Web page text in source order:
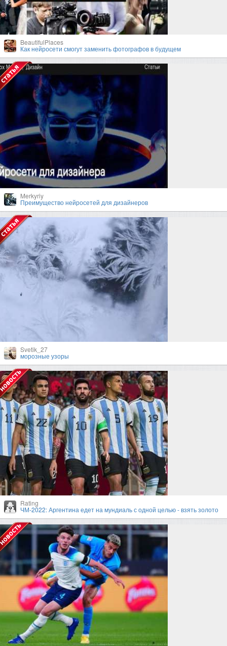
BeautifulPlaces
Как нейросети смогут заменить фотографов в будущем
Merkyriy
Преимущество нейросетей для дизайнеров
Svetik_27
морозные узоры
Rating
ЧМ-2022: Аргентина едет на мундиаль с одной целью - взять золото